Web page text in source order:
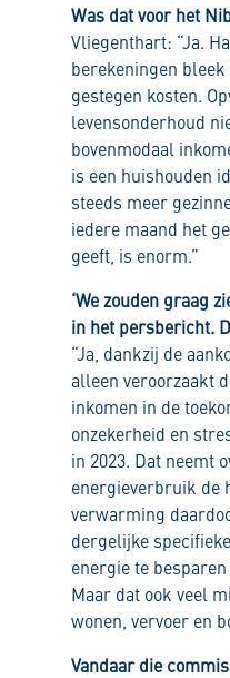
Was dat voor het
Vliegenthart: “Ja.
berekeningen
gestegen kosten.
levensonderhoud
bovenmodaal
is een huishouden
steeds meer
iedere maand het
geeft, is enorm.”
‘We zouden graag
in het persbericht.
“Ja, dankzij de
alleen veroorzaakt
inkomen in de
onzekerheid en
in 2023. Dat neemt
energieverbruik de
verwarming
dergelijke
energie te
Maar dat ook veel
wonen, vervoer en
Vandaar die